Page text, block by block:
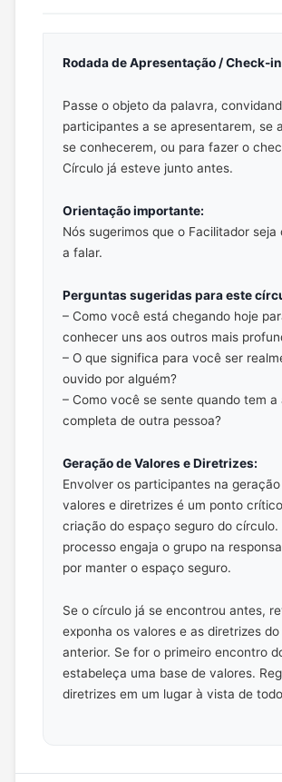
Rodada de Apresentação / Check-in
Passe o objeto da palavra,
participantes a se apresentarem, se
se conhecerem, ou para fazer o
Círculo já esteve junto antes.
Orientação importante:
Nós sugerimos que o Facilitador seja
a falar.
Perguntas sugeridas para este
– Como você está chegando hoje
conhecer uns aos outros mais
– O que significa para você ser
ouvido por alguém?
– Como você se sente quando tem a
completa de outra pessoa?
Geração de Valores e Diretrizes:
Envolver os participantes na
valores e diretrizes é um ponto
criação do espaço seguro do círculo.
processo engaja o grupo na
por manter o espaço seguro.
Se o círculo já se encontrou antes,
exponha os valores e as diretrizes
anterior. Se for o primeiro encontro
estabeleça uma base de valores.
diretrizes em um lugar à vista de